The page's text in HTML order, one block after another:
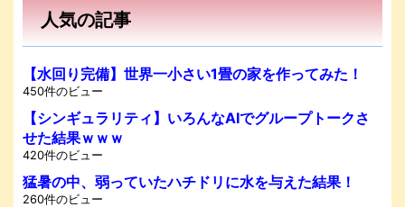
人気の記事
【水回り完備】世界一小さい1畳の家を作ってみた！
450件のビュー
【シンギュラリティ】いろんなAIでグループトークさ
せた結果ｗｗｗ
420件のビュー
猛暑の中、弱っていたハチドリに水を与えた結果！
260件のビュー